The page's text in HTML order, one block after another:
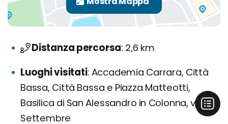
Distanza percorsa 2,6 km
Luoghi visitati Accademia Carrara, Città
Bassa, Città Bassa e Piazza Matteotti,
Basilica di San Alessandro in Colonna, via XX
Settembre